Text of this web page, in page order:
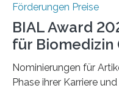
Förderungen Preise
BIAL Award
für Biomedizin
Nominierungen für
Phase ihrer Karriere